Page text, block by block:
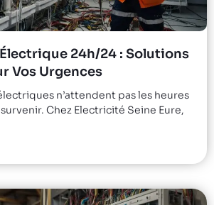
24h/24 : Solutions
Vos Urgences
n’attendent pas les heures
Chez Electricité Seine Eure,